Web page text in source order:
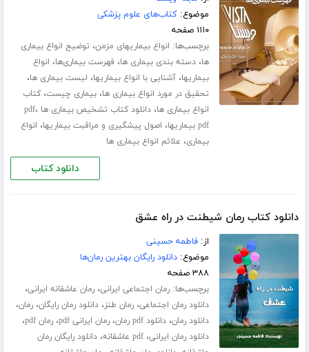
موضوع:کتاب‌های علوم پزشکی
۱۱۱۰ صفحه
برچسب‌ها: انواع بیماریهای مزمن، توضیح انواع بیماری
ها،دسته بندی بیماری ها، فهرست بیماری‌ها، انواع
بیماریها،آشنایی با انواع بیماریها، لیست بیماری ها،
تحقیق در مورد انواع بیماری ها،بیماری چیست،کتاب
انواع بیماری ها،دانلود کتاب تشخیص بیماری ها pdf ،
pdf بیماریها ، اصول پیشگیری و مراقبت بیماریها، انواع
بیماری، علائم انواع بیماری ها
دانلود کتاب
دانلود کتاب رمان شیطنت در راه عشق
از:فاطمه حسینی
موضوع:دانلود رایگان بهترین رمان‌ها
۳۸۸ صفحه
برچسب‌ها:رمان اجتماعی ایرانی،رمان عاشقانه ایرانی،
دانلود رمان اجتماعی،رمان طنز،دانلود رمان رایگان،رمان،
دانلود رمان،دانلود pdf رمان ،رمان ایرانی pdf ،رمان pdf ،
دانلود رمان ایرانی،pdf عاشقانه ،دانلود رایگان رمان